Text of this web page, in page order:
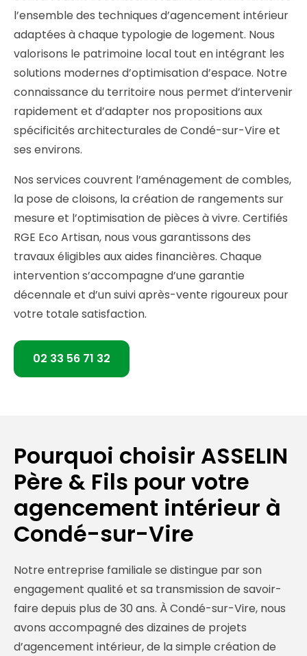
l’ensemble des techniques d’agencement intérieur
adaptées à chaque typologie de logement. Nous
valorisons le patrimoine local tout en intégrant les
solutions modernes d’optimisation d’espace. Notre
connaissance du territoire nous permet d’intervenir
rapidement et d’adapter nos propositions aux
spécificités architecturales de Condé-sur-Vire et
ses environs.
Nos services couvrent l’aménagement de combles,
la pose de cloisons, la création de rangements sur
mesure et l’optimisation de pièces à vivre. Certifiés
RGE Eco Artisan, nous vous garantissons des
travaux éligibles aux aides financières. Chaque
intervention s’accompagne d’une garantie
décennale et d’un suivi après-vente rigoureux pour
votre totale satisfaction.
02 33 56 71 32
Pourquoi choisir ASSELIN
Père & Fils pour votre
agencement intérieur à
Condé-sur-Vire
Notre entreprise familiale se distingue par son
engagement qualité et sa transmission de savoir-
faire depuis plus de 30 ans. À Condé-sur-Vire, nous
avons accompagné des dizaines de projets
d’agencement intérieur, de la simple création de